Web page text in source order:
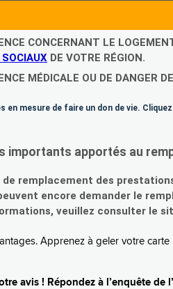
CONCERNANT LE
DE VOTRE RÉGION.
MÉDICALE OU DE DANGER
en mesure de faire un don de vie.
importants apportés au
de remplacement des
encore demander le
veuillez consulter le
Apprenez à geler votre carte
avis ! Répondez à l’enquête de